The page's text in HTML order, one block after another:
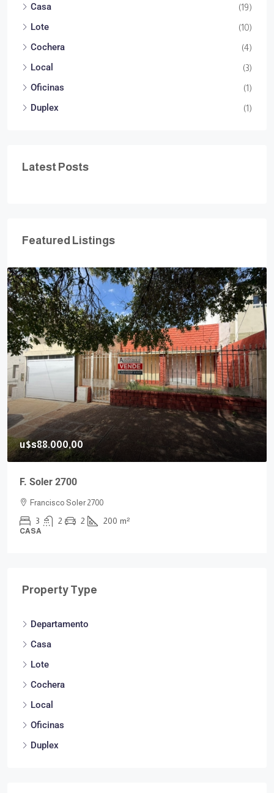
Casa (19)
Lote (10)
Cochera (4)
Local (3)
Oficinas (1)
Duplex (1)
Latest Posts
Featured Listings
u$s88.000,00
F. Soler 2700
Francisco Soler 2700
3 2 2 200 m²
CASA
Property Type
Departamento
Casa
Lote
Cochera
Local
Oficinas
Duplex